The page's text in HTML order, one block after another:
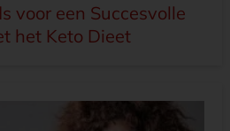
voor een Succesvolle
het Keto Dieet